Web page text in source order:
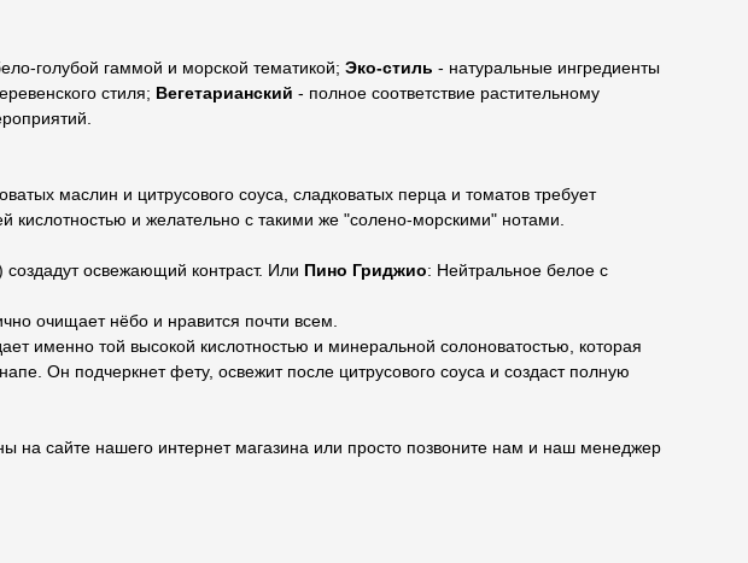
голубой гаммой и морской тематикой; Эко-стиль - натуральные ингредиенты
стиля; Вегетарианский - полное соответствие растительному
маслин и цитрусового соуса, сладковатых перца и томатов требует
и желательно с такими же "солено-морскими" нотами.
создадут освежающий контраст. Или Пино Гриджио: Нейтральное белое с
очищает нёбо и нравится почти всем.
именно той высокой кислотностью и минеральной солоноватостью, которая
Он подчеркнет фету, освежит после цитрусового соуса и создаст полную
сайте нашего интернет магазина или просто позвоните нам и наш менеджер